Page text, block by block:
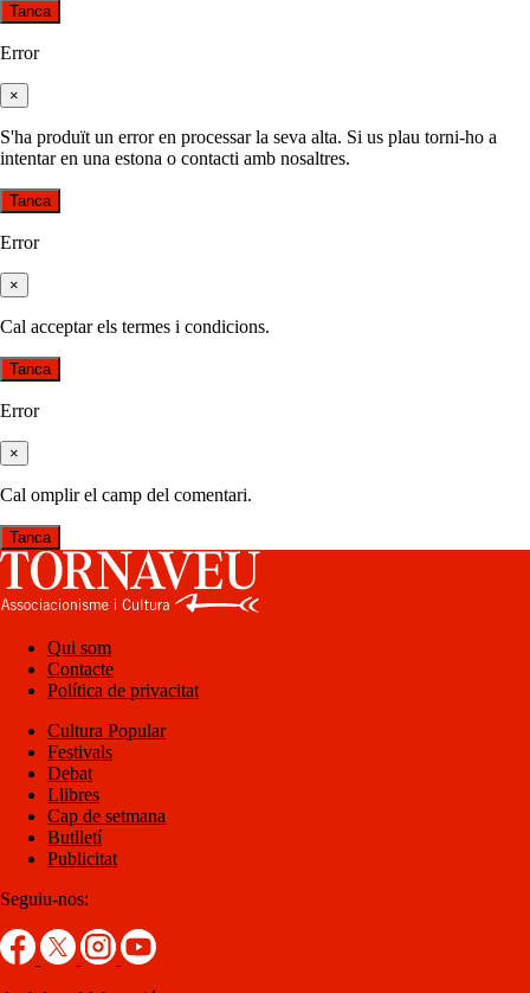
Tanca
Error
×
S'ha produït un error en processar la seva alta. Si us plau torni-ho a
intentar en una estona o contacti amb nosaltres.
Tanca
Error
×
Cal acceptar els termes i condicions.
Tanca
Error
×
Cal omplir el camp del comentari.
Tanca
Qui som
Contacte
Política de privacitat
Cultura Popular
Festivals
Debat
Llibres
Cap de setmana
Butlletí
Publicitat
Seguiu-nos: